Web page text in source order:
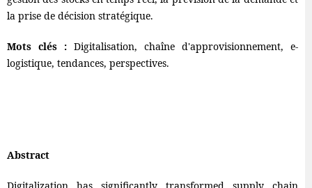
la prise de décision stratégique.
Mots clés : Digitalisation, chaîne d'approvisionnement, e-
logistique, tendances, perspectives.
Abstract